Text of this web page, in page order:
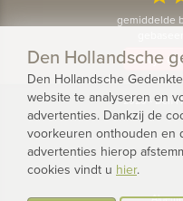
gemiddelde
Bekijk
© 2026 - Den
Den Hollandsche
Den Hollandsche
website te analyseren en
advertenties. Dankzij de
voorkeuren onthouden en
advertenties hierop
cookies vindt u hier.